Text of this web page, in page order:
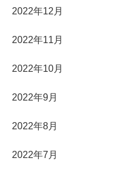
2022年12月
2022年11月
2022年10月
2022年9月
2022年8月
2022年7月